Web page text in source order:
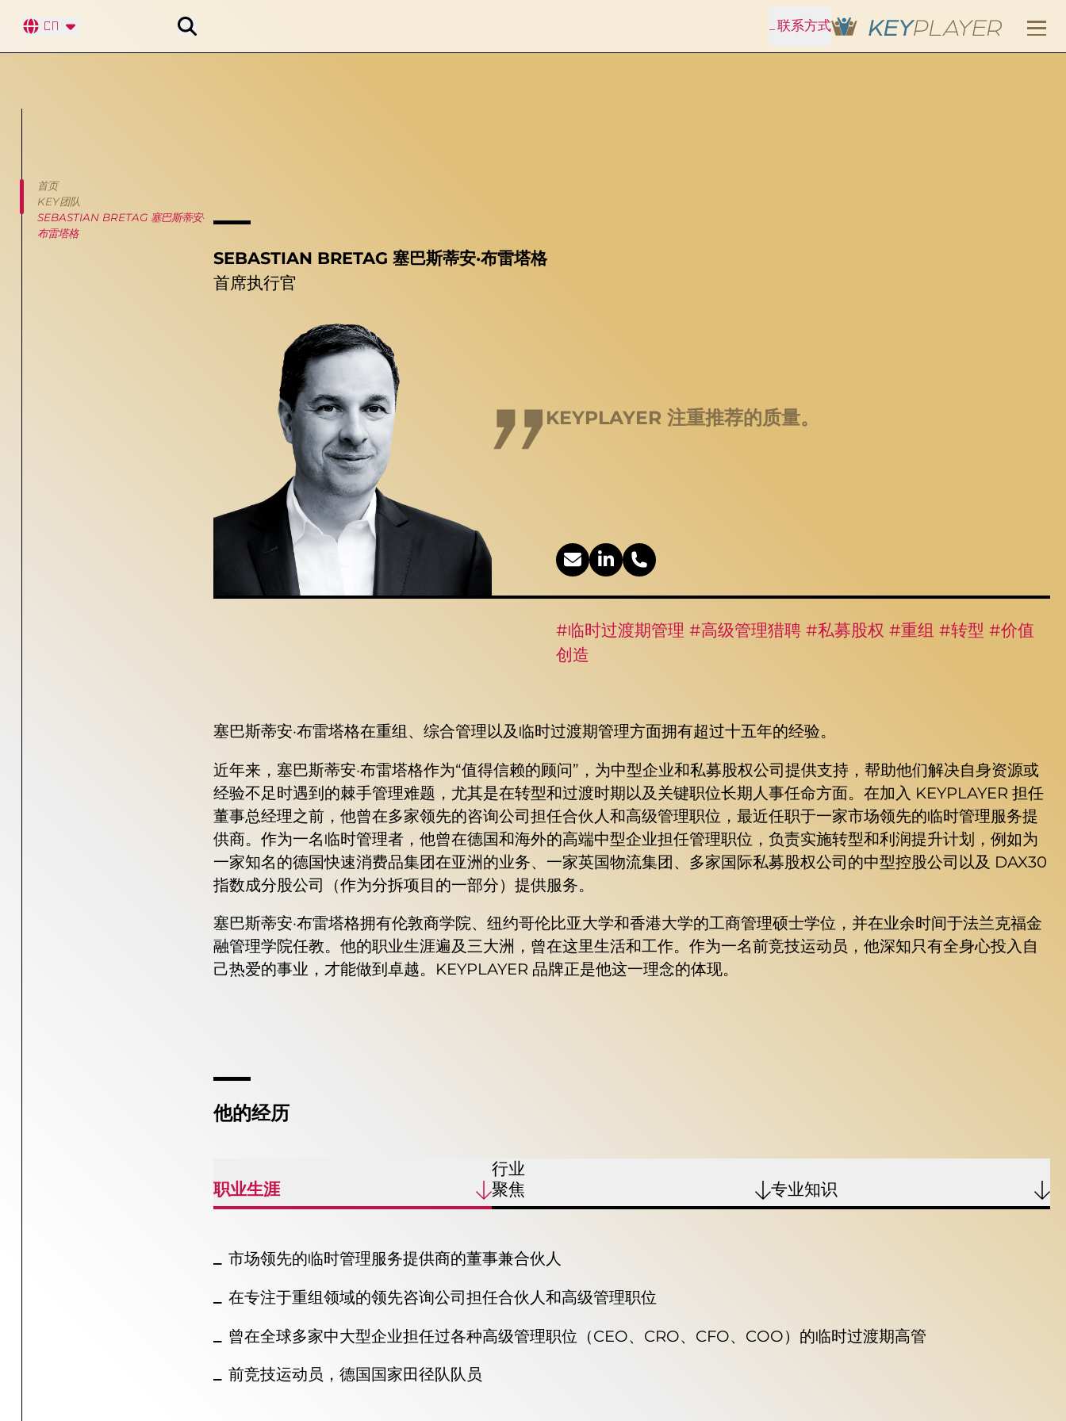
CN 搜索 联系方式
SEBASTIAN BRETAG 塞巴斯蒂安·布雷塔格
首席执行官
KEYPLAYER 注重推荐的质量。
#临时过渡期管理 #高级管理猎聘 #私募股权 #重组 #转型 #价值
创造
塞巴斯蒂安·布雷塔格在重组、综合管理以及临时过渡期管理方面拥有超过十五年的经验。
近年来，塞巴斯蒂安·布雷塔格作为“值得信赖的顾问”，为中型企业和私募股权公司提供支持，帮助他们解决自身资源或
经验不足时遇到的棘手管理难题，尤其是在转型和过渡时期以及关键职位长期人事任命方面。在加入 KEYPLAYER 担任
董事总经理之前，他曾在多家领先的咨询公司担任合伙人和高级管理职位，最近任职于一家市场领先的临时管理服务提
供商。作为一名临时管理者，他曾在德国和海外的高端中型企业担任管理职位，负责实施转型和利润提升计划，例如为
一家知名的德国快速消费品集团在亚洲的业务、一家英国物流集团、多家国际私募股权公司的中型控股公司以及 DAX30
指数成分股公司（作为分拆项目的一部分）提供服务。
塞巴斯蒂安·布雷塔格拥有伦敦商学院、纽约哥伦比亚大学和香港大学的工商管理硕士学位，并在业余时间于法兰克福金
融管理学院任教。他的职业生涯遍及三大洲，曾在这里生活和工作。作为一名前竞技运动员，他深知只有全身心投入自
己热爱的事业，才能做到卓越。KEYPLAYER 品牌正是他这一理念的体现。
他的经历
职业生涯
行业
聚焦
专业知识
市场领先的临时管理服务提供商的董事兼合伙人
在专注于重组领域的领先咨询公司担任合伙人和高级管理职位
曾在全球多家中大型企业担任过各种高级管理职位（CEO、CRO、CFO、COO）的临时过渡期高管
前竞技运动员，德国国家田径队队员
首页
KEY团队
SEBASTIAN BRETAG 塞巴斯蒂安·
布雷塔格